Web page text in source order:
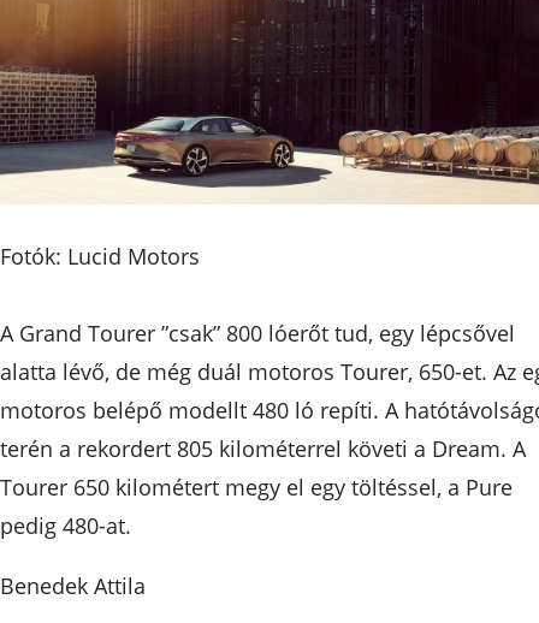
Fotók: Lucid Motors
A Grand Tourer ”csak” 800 lóerőt tud, egy lépcsővel
alatta lévő, de még duál motoros Tourer, 650-et. Az
motoros belépő modellt 480 ló repíti. A
terén a rekordert 805 kilométerrel követi a Dream. A
Tourer 650 kilométert megy el egy töltéssel, a Pure
pedig 480-at.
Benedek Attila